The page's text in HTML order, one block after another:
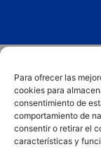
Para ofrecer las
cookies para
consentimiento de
comportamiento de
consentir o retirar el
características y